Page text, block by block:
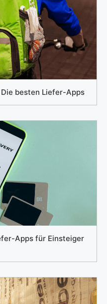
besten Liefer-Apps
Apps für Einsteiger